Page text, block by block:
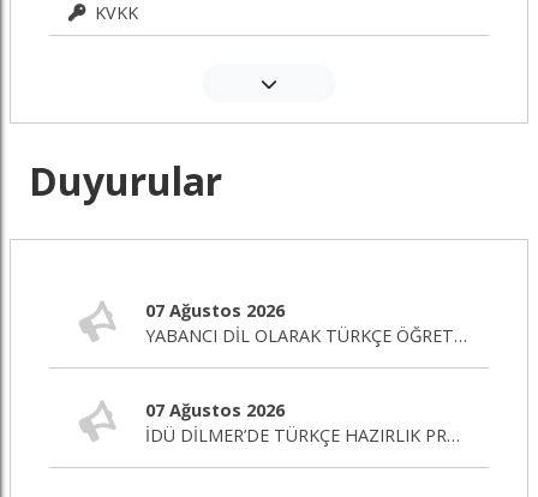
KVKK
Duyurular
07 Ağustos 2026
YABANCI DİL OLARAK TÜRKÇE ÖĞRETİMİ SERTİFİKA PROGRAMI BAŞLIYOR!
07 Ağustos 2026
İDÜ DİLMER’DE TÜRKÇE HAZIRLIK PROGRAMI BAŞLIYOR!